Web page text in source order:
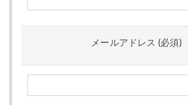
メールアドレス (必須)